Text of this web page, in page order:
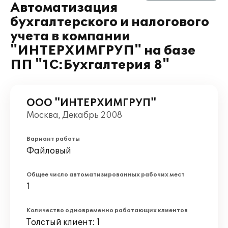
Автоматизация
бухгалтерского и налогового
учета в компании
"ИНТЕРХИМГРУП" на базе
ПП "1С:Бухгалтерия 8"
ООО "ИНТЕРХИМГРУП"
Москва, Декабрь 2008
Вариант работы
Файловый
Общее число автоматизированных рабочих мест
1
Количество одновременно работающих клиентов
Толстый клиент: 1